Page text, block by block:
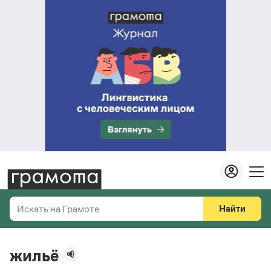
Искать на Грамоте
Справочная служба
Найти
жильё